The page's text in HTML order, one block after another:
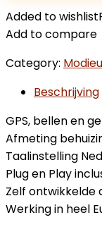
Added to wishlist
Add to compare
Category:
Beschrijving
GPS, bellen en
Afmeting
Taalinstelling
Plug en Play
Zelf ontwikkelde
Werking in heel